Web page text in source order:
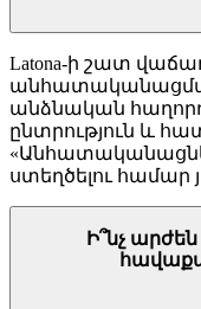
Latona-ի շատ
անձնական
ընտրություն և
ստեղծելու համար
Ի՞նչ